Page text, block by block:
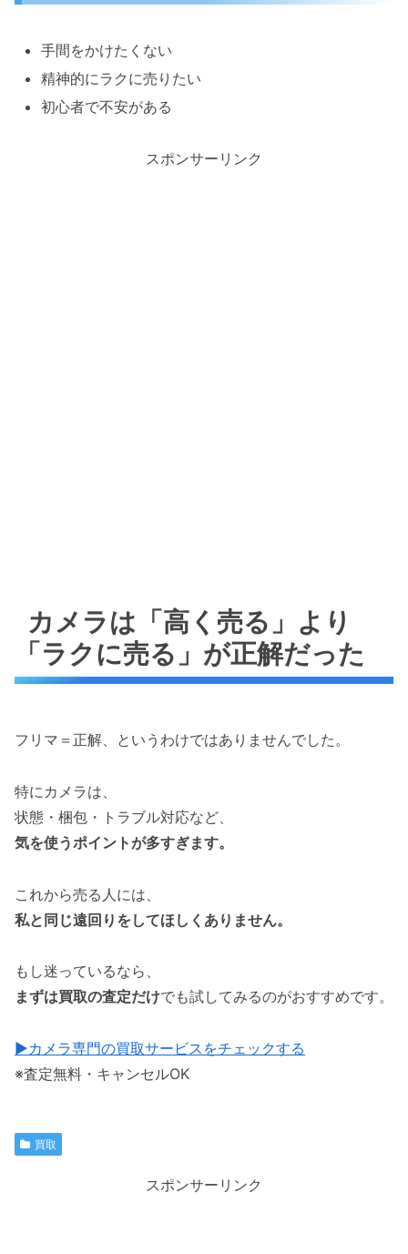
手間をかけたくない
精神的にラクに売りたい
初心者で不安がある
スポンサーリンク
カメラは「高く売る」より
「ラクに売る」が正解だった
フリマ＝正解、というわけではありませんでした。
特にカメラは、
状態・梱包・トラブル対応など、
気を使うポイントが多すぎます。
これから売る人には、
私と同じ遠回りをしてほしくありません。
もし迷っているなら、
まずは買取の査定だけでも試してみるのがおすすめです。
▶カメラ専門の買取サービスをチェックする
※査定無料・キャンセルOK
買取
スポンサーリンク